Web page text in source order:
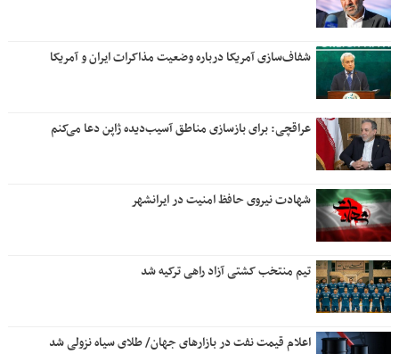
شفاف‌سازی آمریکا درباره وضعیت مذاکرات ایران و آمریکا
عراقچی: برای بازسازی مناطق آسیب‌دیده ژاپن دعا می‌کنم
شهادت نیروی حافظ امنیت در ایرانشهر
تیم منتخب کشتی آزاد راهی ترکیه شد
اعلام قیمت نفت در بازارهای جهان/ طلای سیاه نزولی شد